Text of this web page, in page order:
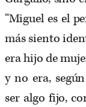
“Miguel es el
más siento
era hijo de
y no era,
ser algo fijo,